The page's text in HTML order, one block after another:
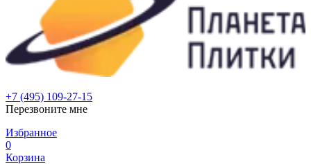
+7 (495) 109-27-15
Перезвоните мне
Избранное
0
Корзина